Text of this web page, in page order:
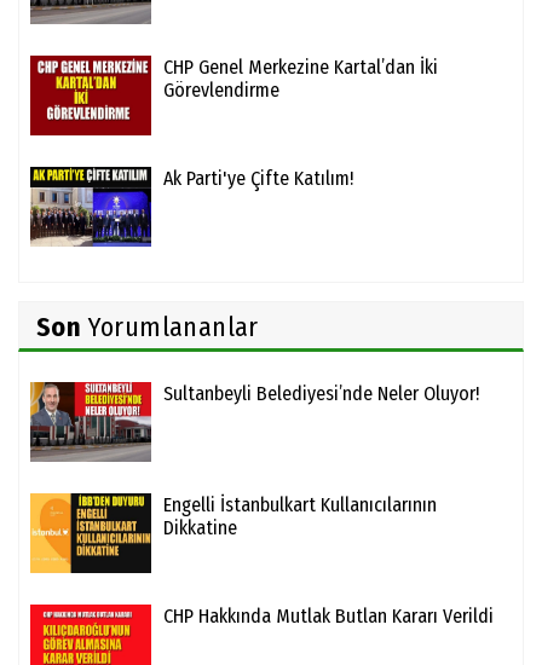
CHP Genel Merkezine Kartal’dan İki
Görevlendirme
Ak Parti'ye Çifte Katılım!
Son Yorumlananlar
Sultanbeyli Belediyesi’nde Neler Oluyor!
Engelli İstanbulkart Kullanıcılarının
Dikkatine
CHP Hakkında Mutlak Butlan Kararı Verildi